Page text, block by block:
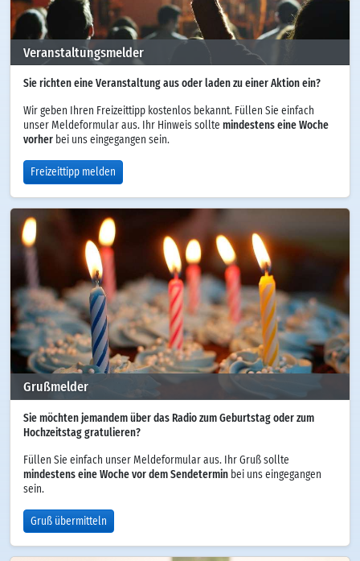
Veranstaltungsmelder
Sie richten eine Veranstaltung aus oder laden zu einer Aktion ein?
Wir geben Ihren Freizeittipp kostenlos bekannt. Füllen Sie einfach
unser Meldeformular aus. Ihr Hinweis sollte mindestens eine Woche
vorher bei uns eingegangen sein.
Freizeittipp melden
Grußmelder
Sie möchten jemandem über das Radio zum Geburtstag oder zum
Hochzeitstag gratulieren?
Füllen Sie einfach unser Meldeformular aus. Ihr Gruß sollte
mindestens eine Woche vor dem Sendetermin bei uns eingegangen
sein.
Gruß übermitteln